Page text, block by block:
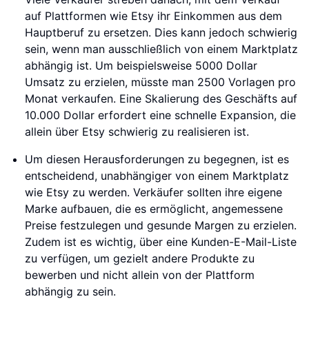
auf Plattformen wie Etsy ihr Einkommen aus dem
Hauptberuf zu ersetzen. Dies kann jedoch schwierig
sein, wenn man ausschließlich von einem Marktplatz
abhängig ist. Um beispielsweise 5000 Dollar
Umsatz zu erzielen, müsste man 2500 Vorlagen pro
Monat verkaufen. Eine Skalierung des Geschäfts auf
10.000 Dollar erfordert eine schnelle Expansion, die
allein über Etsy schwierig zu realisieren ist.
Um diesen Herausforderungen zu begegnen, ist es
entscheidend, unabhängiger von einem Marktplatz
wie Etsy zu werden. Verkäufer sollten ihre eigene
Marke aufbauen, die es ermöglicht, angemessene
Preise festzulegen und gesunde Margen zu erzielen.
Zudem ist es wichtig, über eine Kunden-E-Mail-Liste
zu verfügen, um gezielt andere Produkte zu
bewerben und nicht allein von der Plattform
abhängig zu sein.